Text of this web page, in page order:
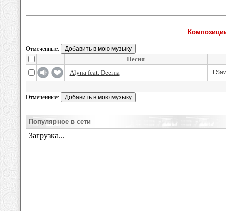
Отмеченные:
Песня
Alyna feat. Deema
I
Отмеченные:
Популярное в сети